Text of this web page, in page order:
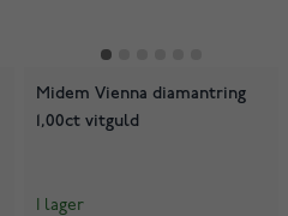
Midem Vienna diamantring
1,00ct vitguld
I lager